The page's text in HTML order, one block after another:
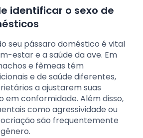
identificar o sexo de
seu pássaro doméstico é vital
estar e a saúde da ave. Em
e fêmeas têm
e de saúde diferentes,
a ajustarem suas
em conformidade. Além disso,
como agressividade ou
são frequentemente